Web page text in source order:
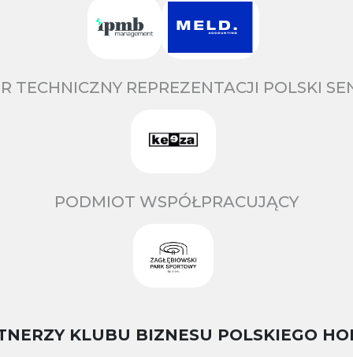
TECHNICZNY REPREZENTACJI POLSKI
PODMIOT WSPÓŁPRACUJĄCY
KLUBU BIZNESU POLSKIEGO